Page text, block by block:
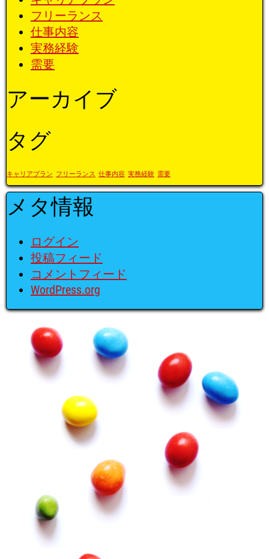
フリーランス
仕事内容
実務経験
需要
アーカイブ
タグ
キャリアプラン フリーランス 仕事内容 実務経験 需要
メタ情報
ログイン
投稿フィード
コメントフィード
WordPress.org